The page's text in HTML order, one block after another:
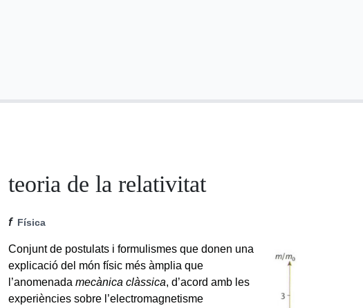
teoria de la relativitat
f Física
Conjunt de postulats i formulismes que donen una
explicació del món físic més àmplia que
l’anomenadamecànica clàssica, d’acord amb les
experiències sobre l’electromagnetisme